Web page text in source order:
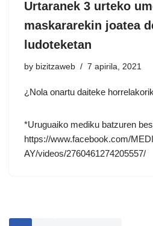
Urtaranek 3 urteko
maskararekin joatea
ludoteketan
by bizitzaweb 7 apirila, 2021
¿Nola onartu daiteke
*Uruguaiko mediku batzuren
https://www.facebook.com/
AY/videos/2760461274205557/